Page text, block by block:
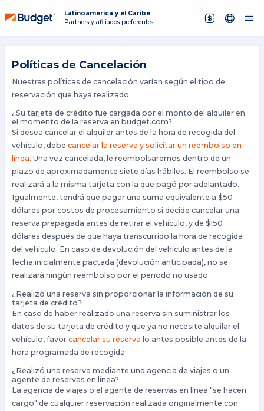
Latinoamérica y el Caribe
Partners y afiliados preferentes
Políticas de Cancelación
Nuestras políticas de cancelación varían según el tipo de
reservación que haya realizado:
¿Su tarjeta de crédito fue cargada por el monto del alquiler en
el momento de la reserva en budget.com?
Si desea cancelar el alquiler antes de la hora de recogida del
vehículo, debecancelar la reserva y solicitar un reembolso en
línea. Una vez cancelada, le reembolsaremos dentro de un
plazo de aproximadamente siete días hábiles. El reembolso se
realizará a la misma tarjeta con la que pagó por adelantado.
Igualmente, tendrá que pagar una suma equivalente a $50
dólares por costos de procesamiento si decide cancelar una
reserva prepagada antes de retirar el vehículo, y de $150
dólares después de que haya transcurrido la hora de recogida
del vehículo. En caso de devolución del vehículo antes de la
fecha inicialmente pactada (devolución anticipada), no se
realizará ningún reembolso por el periodo no usado.
¿Realizó una reserva sin proporcionar la información de su
tarjeta de crédito?
En caso de haber realizado una reserva sin suministrar los
datos de su tarjeta de crédito y que ya no necesite alquilar el
vehículo, favorcancelar su reserva lo antes posible antes de la
hora programada de recogida.
¿Realizó una reserva mediante una agencia de viajes o un
agente de reservas en línea?
La agencia de viajes o el agente de reservas en línea "se hacen
cargo" de cualquier reservación realizada originalmente con